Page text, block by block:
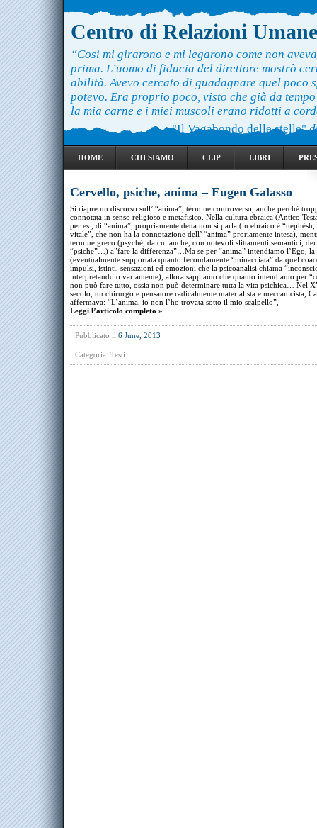
Centro di Relazioni Umane
“Così mi girarono e mi legarono come non
prima. L’uomo di fiducia del direttore mostrò
abilità. Avevo cercato di guadagnare quel poco
potevo. Era proprio poco, visto che già da
la mia carne e i miei muscoli erano ridotti a
"Il Vagabondo delle stelle"
HOME CHI SIAMO CLIP LIBRI
Cervello, psiche, anima – Eugen Galasso
Si riapre un discorso sull’ “anima”, termine controverso, anche perché
connotata in senso religioso e metafisico. Nella cultura ebraica (Antico
per es., di “anima”, propriamente detta non si parla (in ebraico è
vitale”, che non ha la connotazione dell’ “anima” proriamente intesa),
termine greco (psychè, da cui anche, con notevoli slittamenti semantici,
“psiche”…) a”fare la differenza”…Ma se per “anima” intendiamo l’Ego, la
(eventualmente supportata quanto fecondamente “minacciata” da quel
impulsi, istinti, sensazioni ed emozioni che la psicoanalisi chiama
interpretandolo variamente), allora sappiamo che quanto intendiamo per
non può fare tutto, ossia non può determinare tutta la vita psichica… Nel
secolo, un chirurgo e pensatore radicalmente materialista e meccanicista,
affermava: “L’anima, io non l’ho trovata sotto il mio scalpello”,
Leggi l’articolo completo »
Pubblicato il 6 June, 2013
Categoria: Testi